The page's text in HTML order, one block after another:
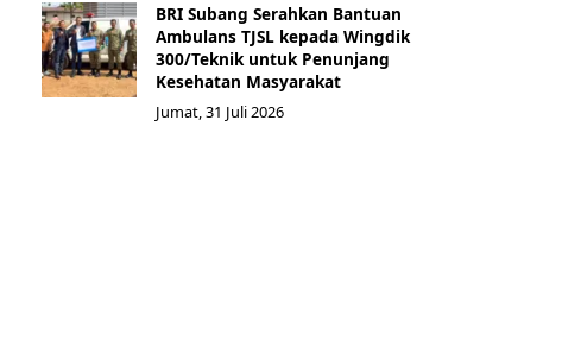
BRI Subang Serahkan Bantuan
Ambulans TJSL kepada Wingdik
300/Teknik untuk Penunjang
Kesehatan Masyarakat ​
Jumat, 31 Juli 2026